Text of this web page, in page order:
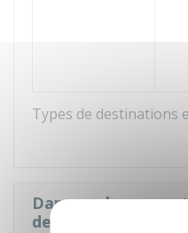
Types de destinations
Dans quels cas y
destination d'un